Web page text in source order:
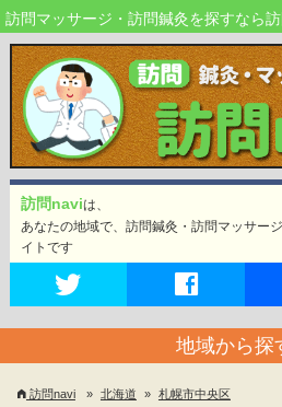
訪問マッサージ・訪問鍼灸を探すなら
訪問naviは、
あなたの地域で、訪問鍼灸・訪問マッサー
イトです
地域から探
訪問navi » 北海道 » 札幌市中央区